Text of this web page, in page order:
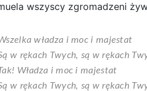
wszyscy zgromadzeni
władza i moc i majestat
w rękach Twych, są w rękach
Władza i moc i majestat
w rękach Twych, są w rękach